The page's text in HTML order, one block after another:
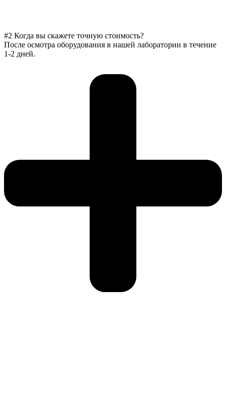
#2 Когда вы скажете точную стоимость?
После осмотра оборудования в нашей лаборатории в течение
1-2 дней.